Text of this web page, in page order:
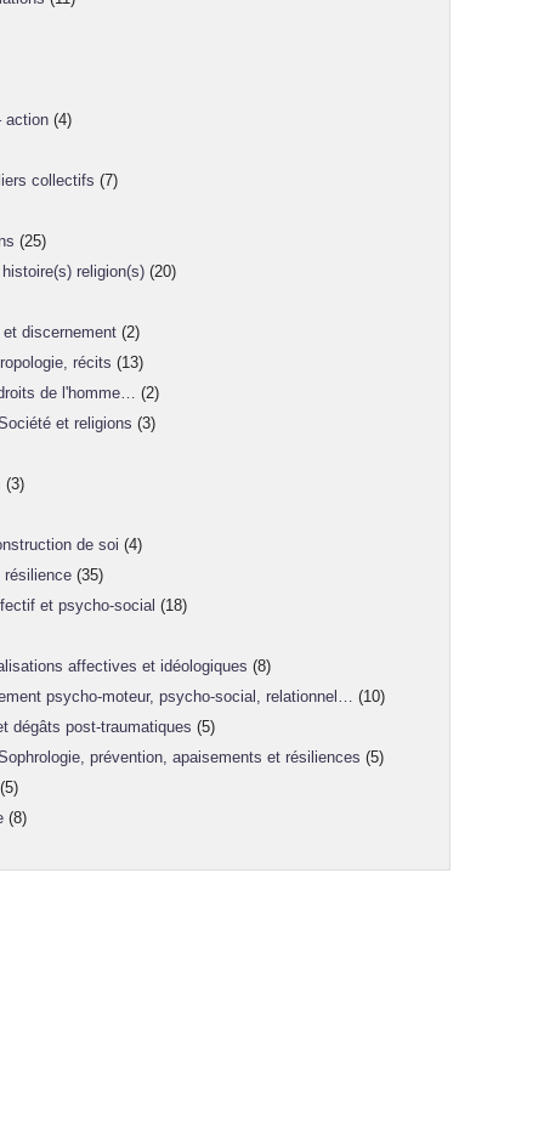
action (4)
collectifs (7)
(25)
religion(s) (20)
discernement(2)
récits (13)
de l'homme… (2)
et religions (3)
(3)
de soi (4)
résilience(35)
et psycho-social (18)
affectives et idéologiques (8)
psycho-moteur, psycho-social, relationnel… (10)
dégâts post-traumatiques (5)
prévention, apaisements et résiliences (5)
(5)
(8)